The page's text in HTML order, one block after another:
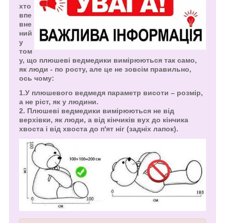
хто
впе
вне
ний
у
том
у, що плюшеві ведмедики вимірюються так само,
як люди - по росту, але це не зовсім правильно,
ось чому:
1.У плюшевого ведмедя параметр висоти – розмір,
а не ріст, як у людини.
2. Плюшеві ведмедики вимірюються не від
верхівки, як люди, а від кінчиків вух до кінчика
хвоста і від хвоста до п'ят ніг (задніх лапок).